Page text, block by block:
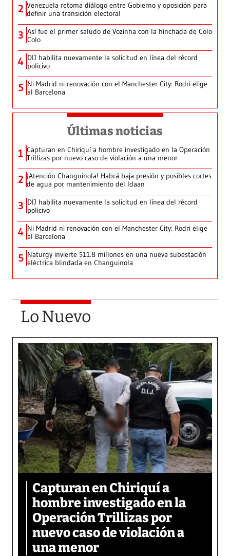
2 Venezuela retoma diálogo entre Gobierno y oposición para
definir una transición electoral
3 Así fue el primer saludo de Vozinha con la hinchada de Colo
Colo
4 DIJ habilita nuevamente la solicitud en línea del récord
policivo
5 Ni Madrid ni renovación con el Manchester City: Rodri elige
al Barcelona
Últimas noticias
1 Capturan en Chiriquí a hombre investigado en la Operación
Trillizas por nuevo caso de violación a una menor
2 ¡Atención Changuinola! Habrá baja presión y posibles cortes
de agua por mantenimiento del Idaan
3 DIJ habilita nuevamente la solicitud en línea del récord
policivo
4 Ni Madrid ni renovación con el Manchester City: Rodri elige
al Barcelona
5 Naturgy invierte $11.8 millones en una nueva subestación
eléctrica blindada en Changuinola
Lo Nuevo
Capturan en Chiriquí a
hombre investigado en la
Operación Trillizas por
nuevo caso de violación a
una menor